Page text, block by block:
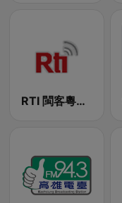
RTI 閩客粵語線上收聽 中央廣播電台